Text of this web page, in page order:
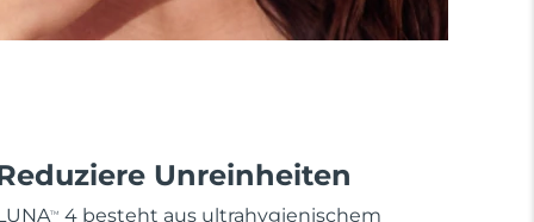
Unreinheiten
TM
4 besteht aus ultrahygienischem